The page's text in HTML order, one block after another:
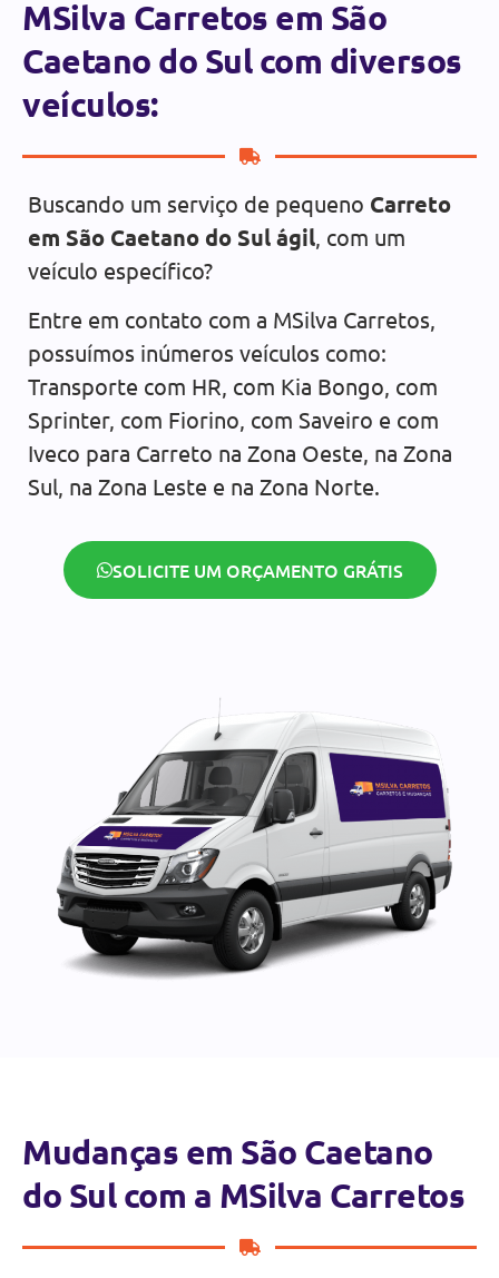
MSilva Carretos em São
Caetano do Sul com diversos
veículos:
Buscando um serviço de pequeno Carreto
em São Caetano do Sul ágil , com um
veículo específico?
Entre em contato com a MSilva Carretos,
possuímos inúmeros veículos como:
Transporte com HR, com Kia Bongo, com
Sprinter, com Fiorino, com Saveiro e com
Iveco para Carreto na Zona Oeste, na Zona
Sul, na Zona Leste e na Zona Norte.
SOLICITE UM ORÇAMENTO GRÁTIS
Mudanças em São Caetano
do Sul com a MSilva Carretos